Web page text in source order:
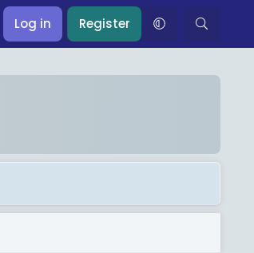
Log in Register